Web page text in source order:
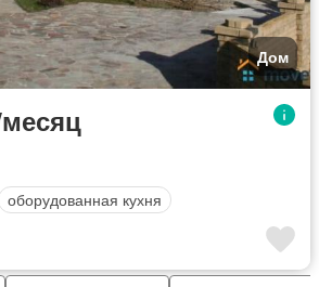
Дом
оборудованная кухня